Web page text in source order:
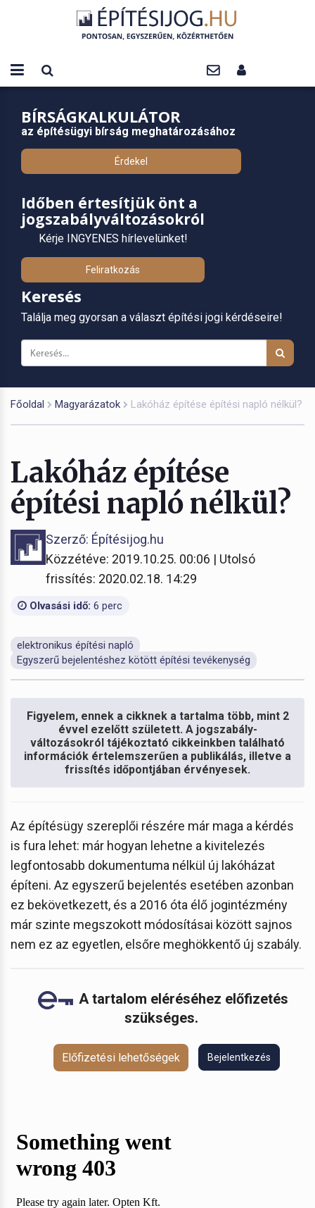
BÍRSÁGKALKULÁTOR
az építésügyi bírság meghatározásához
Érdekel
Időben értesítjük önt a
jogszabályváltozásokról
Kérje INGYENES hírlevelünket!
Feliratkozás
Keresés
Találja meg gyorsan a választ építési jogi kérdéseire!
Főoldal Magyarázatok Lakóház építése építési napló nélkül?
Lakóház építése
építési napló nélkül?
Szerző: Építésijog.hu
Közzétéve: 2019.10.25. 00:06 | Utolsó
frissítés: 2020.02.18. 14:29
Olvasási idő: 6 perc
elektronikus építési napló
Egyszerű bejelentéshez kötött építési tevékenység
Figyelem, ennek a cikknek a tartalma több, mint 2
évvel ezelőtt született. A jogszabály-
változásokról tájékoztató cikkeinkben található
információk értelemszerűen a publikálás, illetve a
frissítés időpontjában érvényesek.
Az építésügy szereplői részére már maga a kérdés
is fura lehet: már hogyan lehetne a kivitelezés
legfontosabb dokumentuma nélkül új lakóházat
építeni. Az egyszerű bejelentés esetében azonban
ez bekövetkezett, és a 2016 óta élő jogintézmény
már szinte megszokott módosításai között sajnos
nem ez az egyetlen, elsőre meghökkentő új szabály.
A tartalom eléréséhez előfizetés
szükséges.
Előfizetési lehetőségek Bejelentkezés